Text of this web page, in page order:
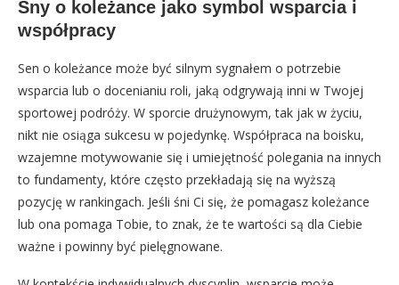
Sny o koleżance jako symbol wsparcia i
współpracy
Sen o koleżance może być silnym sygnałem o potrzebie
wsparcia lub o docenianiu roli, jaką odgrywają inni w Twojej
sportowej podróży. W sporcie drużynowym, tak jak w życiu,
nikt nie osiąga sukcesu w pojedynkę. Współpraca na boisku,
wzajemne motywowanie się i umiejętność polegania na innych
to fundamenty, które często przekładają się na wyższą
pozycję w rankingach. Jeśli śni Ci się, że pomagasz koleżance
lub ona pomaga Tobie, to znak, że te wartości są dla Ciebie
ważne i powinny być pielęgnowane.